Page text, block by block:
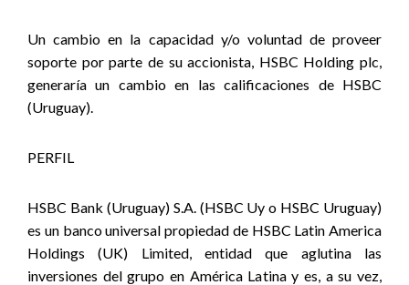
Un cambio en la capacidad y/o voluntad de proveer
soporte por parte de su accionista, HSBC Holding plc,
generaría un cambio en las calificaciones de HSBC
(Uruguay).
PERFIL
HSBC Bank (Uruguay) S.A. (HSBC Uy o HSBC Uruguay)
es un banco universal propiedad de HSBC Latin America
Holdings (UK) Limited, entidad que aglutina las
inversiones del grupo en América Latina y es, a su vez,